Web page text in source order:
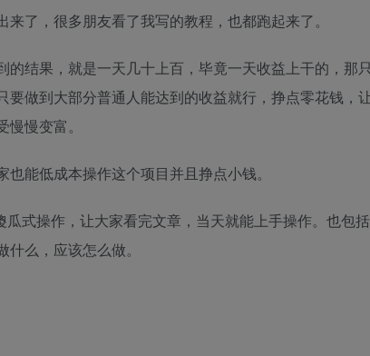
了，很多朋友看了我写的教程，也都跑起来了。
结果，就是一天几十上百，毕竟一天收益上干的，那
做到大部分普通人能达到的收益就行，挣点零花钱，
慢变富。
能低成本操作这个项目并且挣点小钱。
式操作，让大家看完文章，当天就能上手操作。也包
么，应该怎么做。